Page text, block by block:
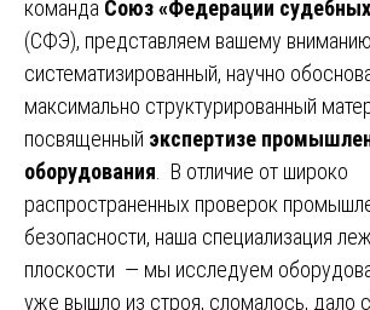
команда Союз «Федерации
(СФЭ), представляем вашему вниманию
систематизированный, научно
максимально структурированный
посвященный экспертизе
оборудования . В отличие от широко
распространенных проверок
безопасности, наша специализация
плоскости — мы исследуем
уже вышло из строя, сломалось, дало